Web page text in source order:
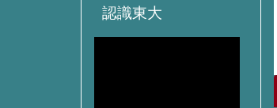
認識東大